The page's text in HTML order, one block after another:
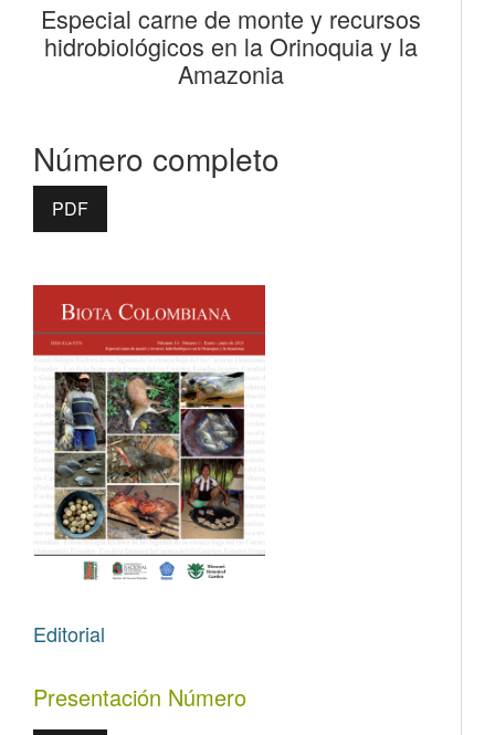
Especial carne de monte y recursos
hidrobiológicos en la Orinoquia y la
Amazonia
Número completo
PDF
Editorial
Presentación Número